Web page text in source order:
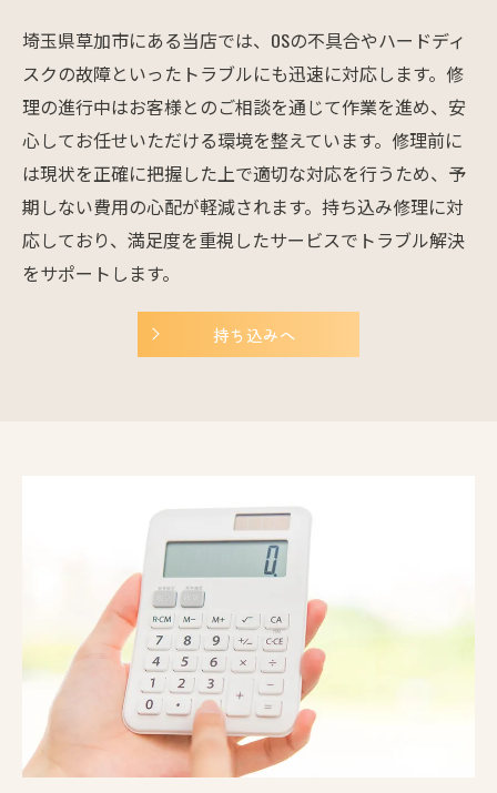
埼玉県草加市にある当店では、OSの不具合やハードディ
スクの故障といったトラブルにも迅速に対応します。修
理の進行中はお客様とのご相談を通じて作業を進め、安
心してお任せいただける環境を整えています。修理前に
は現状を正確に把握した上で適切な対応を行うため、予
期しない費用の心配が軽減されます。持ち込み修理に対
応しており、満足度を重視したサービスでトラブル解決
をサポートします。
持ち込みへ